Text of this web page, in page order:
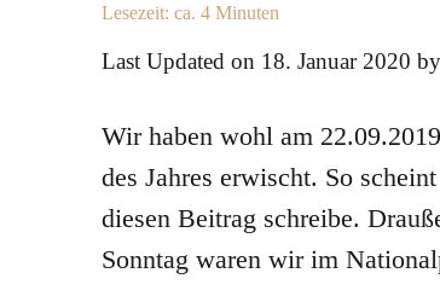
Lesezeit: ca. 4 Minuten
Last Updated on 18. Januar 2020 by
Wir haben wohl am
des Jahres erwischt. So
diesen Beitrag schreibe.
Sonntag waren wir im